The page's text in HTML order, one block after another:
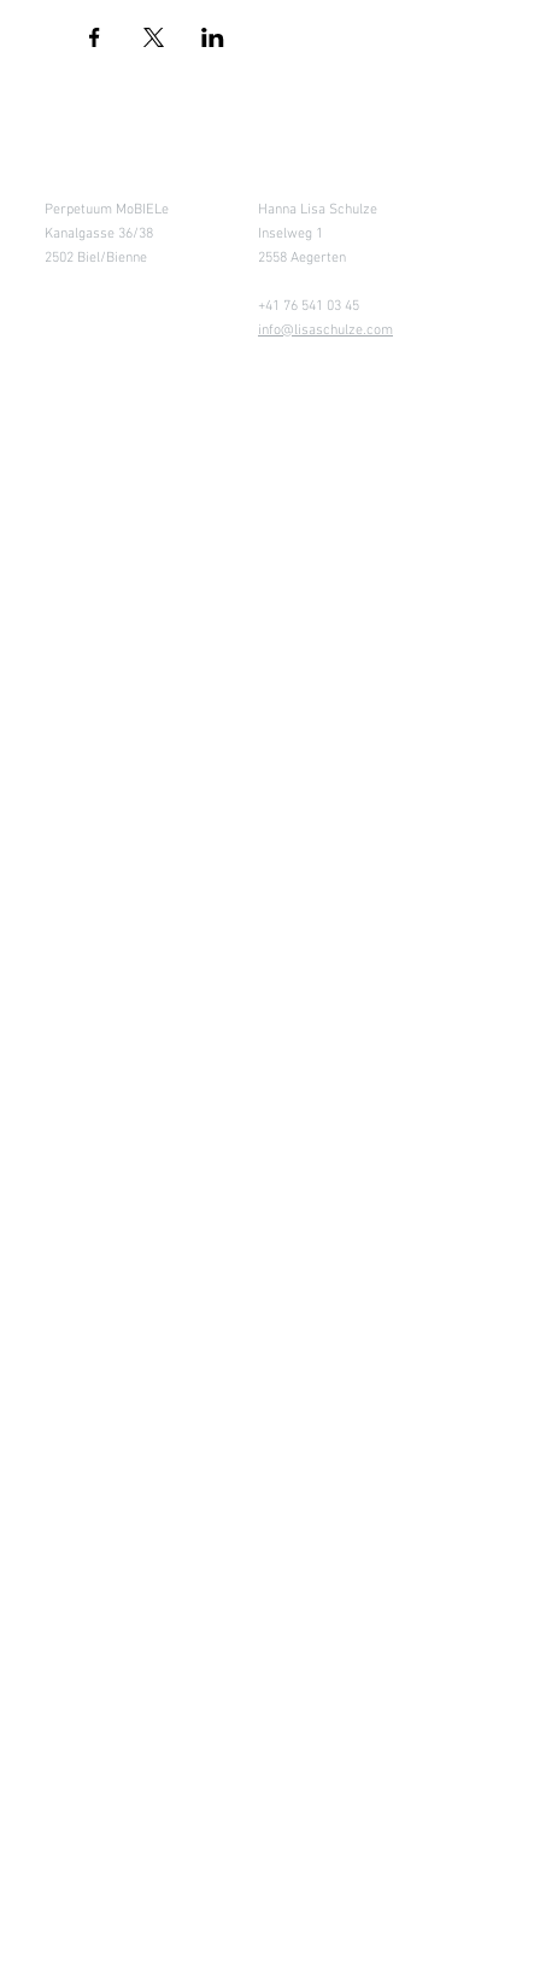
Perpetuum MoBIELe
Kanalgasse 36/38
2502 Biel/Bienne
Hanna Lisa Schulze
Inselweg 1
2558 Aegerten
+41 76 541 03 45
info@lisaschulze.com